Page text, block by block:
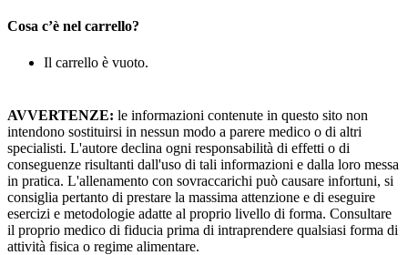
Cosa c’è nel carrello?
Il carrello è vuoto.
AVVERTENZE: le informazioni contenute in questo sito non
intendono sostituirsi in nessun modo a parere medico o di altri
specialisti. L'autore declina ogni responsabilità di effetti o di
conseguenze risultanti dall'uso di tali informazioni e dalla loro messa
in pratica. L'allenamento con sovraccarichi può causare infortuni, si
consiglia pertanto di prestare la massima attenzione e di eseguire
esercizi e metodologie adatte al proprio livello di forma. Consultare
il proprio medico di fiducia prima di intraprendere qualsiasi forma di
attività fisica o regime alimentare.